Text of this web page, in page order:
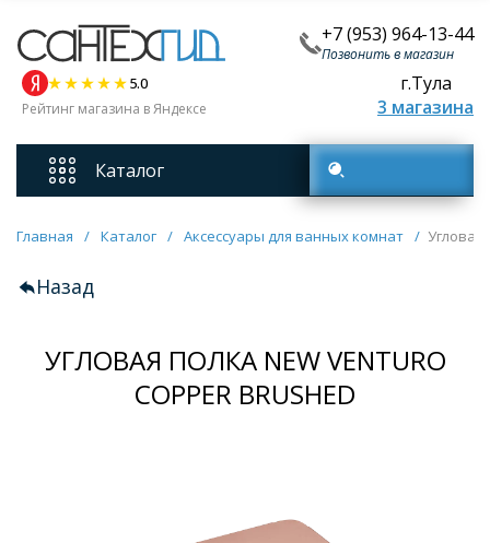
+7 (953) 964-13-44
Позвонить в магазин
5.0
Рейтинг магазина в Яндексе
г.Тула
3 магазина
Каталог
Смесители
Унитазы
Мебель для ванных комнат
Главная / Каталог / Аксессуары для ванных комнат / Угловая
Назад
УГЛОВАЯ ПОЛКА NEW VENTURO
COPPER BRUSHED